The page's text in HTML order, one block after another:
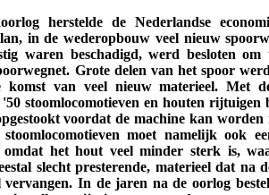
herstelde de Nederlandse
in de wederopbouw veel nieuw
waren beschadigd, werd besloten
Grote delen van het spoor
komst van veel nieuw materieel. Met
stoomlocomotieven en houten rijtuigen
voordat de machine kan
moet namelijk ook
omdat het hout veel minder sterk is,
slecht presterende, materieel dat
In de jaren na de oorlog